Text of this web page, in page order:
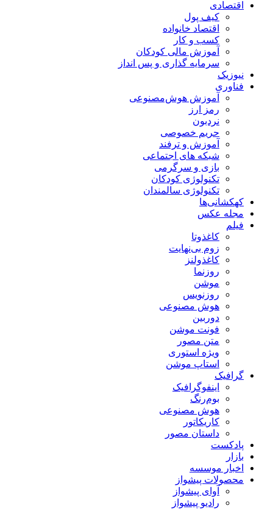
اقتصادی
کیف پول
اقتصاد خانواده
کسب و کار
آموزش مالی کودکان
سرمایه گذاری و پس انداز
نیوزیک
فناوری
آموزش هوش‌مصنوعی
رمز ارز
نردبون
حریم خصوصی
آموزش و ترفند
شبکه های اجتماعی
بازی و سرگرمی
تکنولوژی کودکان
تکنولوژی سالمندان
کهکشانی‌ها
مجله عکس
فیلم
کاغذوتا
زوم بی‌نهایت
کاغذولنز
روزنما
موشن
روزنویس
هوش مصنوعی
دوربین
فونت موشن
متن مصور
ویژه استوری
استاپ موشن
گرافیک
اینفوگرافیک
بوم‌رنگ
هوش مصنوعی
کاریکاتور
داستان مصور
پادکست
بازار
اخبار موسسه
محصولات پیشواز
آوای پیشواز
رادیو پیشواز